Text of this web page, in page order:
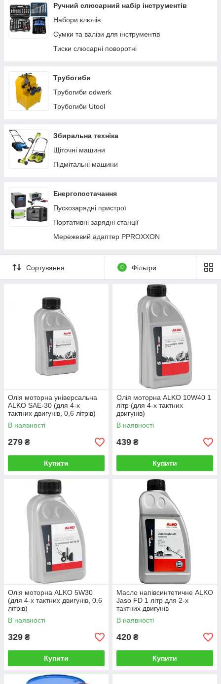
Набір біт
Набір зубил, піка
Набір насадок для шліфувальних машин та
Чистячий олівець для шліфувальних стрічок
Шліфувальні стрічки
Шліфувальні круги для шліфувальних машин по
Ручний слюсарний набір інструментів
Набори ключів
Сумки та валізи для інструментів
Тиски слюсарні поворотні
Трубогиби
Трубогиби odwerk
Трубогиби Utool
Збиральна техніка
Щіточні машини
Підмітальні машини
Енергопостачання
Пускозарядні пристрої
Портативні зарядні станції
Мережевий адаптер PPROXXON
Сортування 0 Фільтри
Олія моторна універсальна
ALKO SAE-30 (для 4-х
тактних двигунів, 0,6 літрів)
В наявності
279 ₴
Купити
Олія моторна ALKO 10W40 1
літр (для 4-х тактних
двигунів)
В наявності
439 ₴
Купити
Олія моторна ALKO 5W30
(для 4-х тактних двигунів, 0.6
літрів)
В наявності
329 ₴
Купити
Масло напівсинтетичне ALKO
Jaso FD 1 літр для 2-х
тактних двигунів
В наявності
420 ₴
Купити